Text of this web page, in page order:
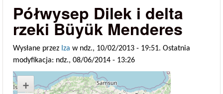
Półwysep Dilek i delta
rzeki Büyük Menderes
Wysłane przez Iza w ndz., 10/02/2013 - 19:51. Ostatnia
modyfikacja: ndz., 08/06/2014 - 13:26
+